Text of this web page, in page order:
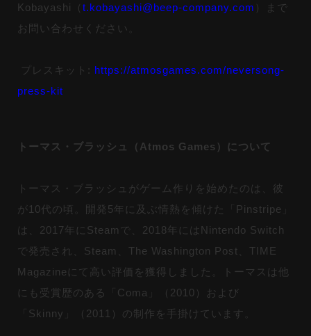
Kobayashi（ t.kobayashi@beep-company.com ）まで
お問い合わせください。
プレスキット: https://atmosgames.com/neversong-
press-kit
トーマス・ブラッシュ（Atmos Games）について
トーマス・ブラッシュがゲーム作りを始めたのは、彼
が10代の頃。開発5年に及ぶ情熱を傾けた「Pinstripe」
は、2017年にSteamで、2018年にはNintendo Switch
で発売され、Steam、The Washington Post、TIME
Magazineにて高い評価を獲得しました。トーマスは他
にも受賞歴のある「Coma」（2010）および
「Skinny」（2011）の制作を手掛けています。